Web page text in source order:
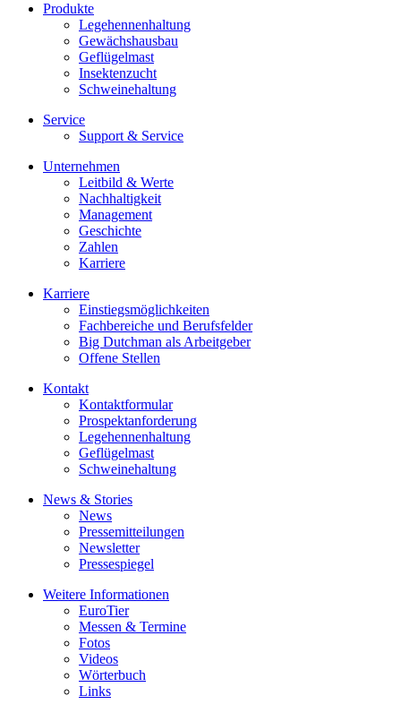
Produkte
Legehennenhaltung
Gewächshausbau
Geflügelmast
Insektenzucht
Schweinehaltung
Service
Support & Service
Unternehmen
Leitbild & Werte
Nachhaltigkeit
Management
Geschichte
Zahlen
Karriere
Karriere
Einstiegsmöglichkeiten
Fachbereiche und Berufsfelder
Big Dutchman als Arbeitgeber
Offene Stellen
Kontakt
Kontaktformular
Prospektanforderung
Legehennenhaltung
Geflügelmast
Schweinehaltung
News & Stories
News
Pressemitteilungen
Newsletter
Pressespiegel
Weitere Informationen
EuroTier
Messen & Termine
Fotos
Videos
Wörterbuch
Links